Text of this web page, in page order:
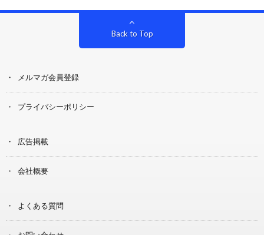
Back to Top
メルマガ会員登録
プライバシーポリシー
広告掲載
会社概要
よくある質問